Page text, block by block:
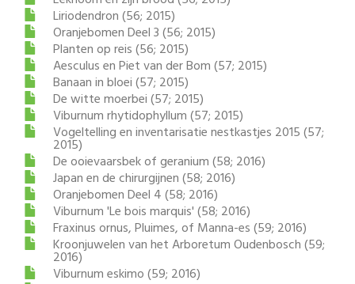
Liriodendron (56; 2015)
Oranjebomen Deel 3 (56; 2015)
Planten op reis (56; 2015)
Aesculus en Piet van der Bom (57; 2015)
Banaan in bloei (57; 2015)
De witte moerbei (57; 2015)
Viburnum rhytidophyllum (57; 2015)
Vogeltelling en inventarisatie nestkastjes 2015 (57;
2015)
De ooievaarsbek of geranium (58; 2016)
Japan en de chirurgijnen (58; 2016)
Oranjebomen Deel 4 (58; 2016)
Viburnum 'Le bois marquis' (58; 2016)
Fraxinus ornus, Pluimes, of Manna-es (59; 2016)
Kroonjuwelen van het Arboretum Oudenbosch (59;
2016)
Viburnum eskimo (59; 2016)